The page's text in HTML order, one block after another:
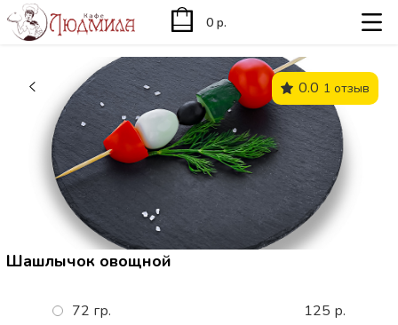
0.0 1 отзыв
Шашлычок овощной
72 гр. 125 р.
0 р.